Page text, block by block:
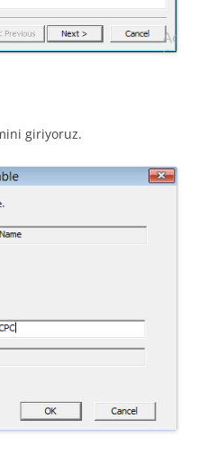
giriyoruz.